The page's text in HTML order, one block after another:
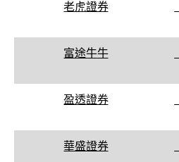
老虎證券
富途牛牛
盈透證券
華盛證券